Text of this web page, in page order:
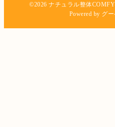
©2026ナチュラル整体
Powered by グ